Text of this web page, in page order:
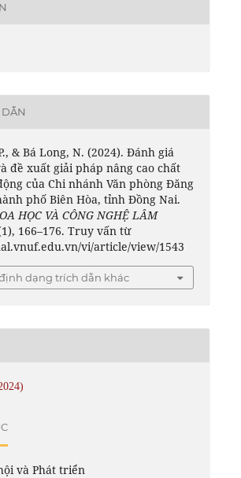
DẪN
& Bá Long, N. (2024). Đánh giá
đề xuất giải pháp nâng cao chất
của Chi nhánh Văn phòng Đăng
phố Biên Hòa, tỉnh Đồng Nai.
HỌC VÀ CÔNG NGHỆ LÂM
166–176. Truy vấn từ
vi/article/view/1543
dạng trích dẫn khác
và Phát triển